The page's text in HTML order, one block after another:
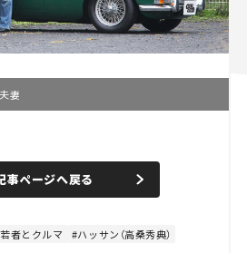
妻
n
e
d
8
事ページへ戻る
若者とクルマ ハッサン（高桑秀典）